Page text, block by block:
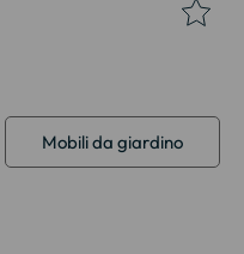
Mobili da giardino